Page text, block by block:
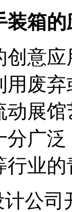
装箱
创意
用废
动展
分广
行业的
计公